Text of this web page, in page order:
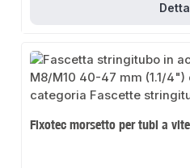
Fixotec morsetto per tubi a